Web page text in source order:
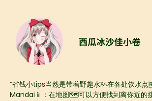
西瓜冰沙佳小卷
“省钱小tips当然是带着野趣水杯在各处饮水点
Mandai📱：在地图🗺️可以方便找到离你近的